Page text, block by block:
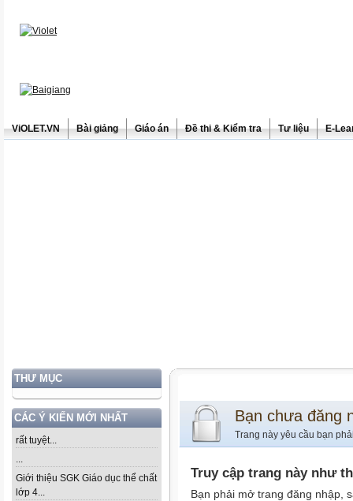
ViOLET.VN Bài giảng Giáo án Đề thi & Kiểm tra Tư liệu E-
THƯ MỤC
CÁC Ý KIẾN MỚI NHẤT
rất tuyệt...
...
Giới thiệu SGK Giáo dục thể chất
lớp 4...
Bạn chưa đăng
Trang này yêu cầu bạn
Truy cập trang này như
Bạn phải mở trang đăng nhập,